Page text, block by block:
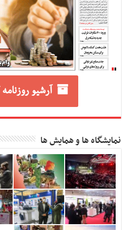
آرشیو
نمایشگاه ها و همایش ها